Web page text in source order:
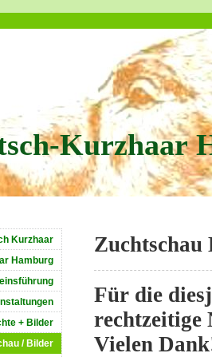
Kurzhaar
Zuchtschau
Für die
rechtzeitige
Vielen
Kurzhaar
Hamburg
+ Bilder
/ Bilder